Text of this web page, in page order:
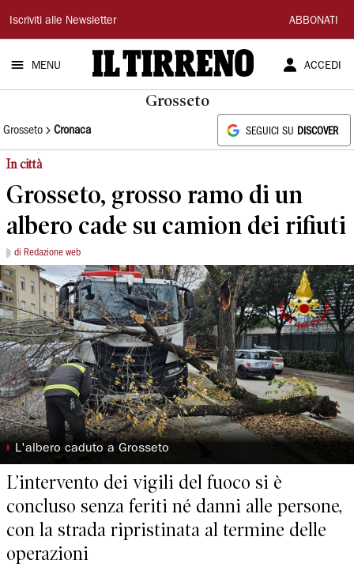
Il
Tirreno
Iscriviti alle Newsletter ABBONATI
MENU ACCEDI
Grosseto
Grosseto Cronaca SEGUICI SU DISCOVER
In città
Grosseto, grosso ramo di un
albero cade su camion dei rifiuti
di Redazione web
◗ L'albero caduto a Grosseto
L’intervento dei vigili del fuoco si è
concluso senza feriti né danni alle persone,
con la strada ripristinata al termine delle
operazioni